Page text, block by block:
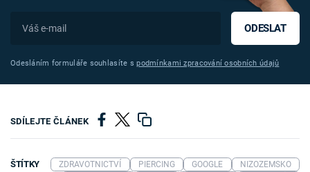
ODESLAT
Odesláním formuláře souhlasíte spodmínkami zpracování osobních údajů
SDÍLEJTE ČLÁNEK
ŠTÍTKY ZDRAVOTNICTVÍ PIERCING GOOGLE
NIZOZEMSKO